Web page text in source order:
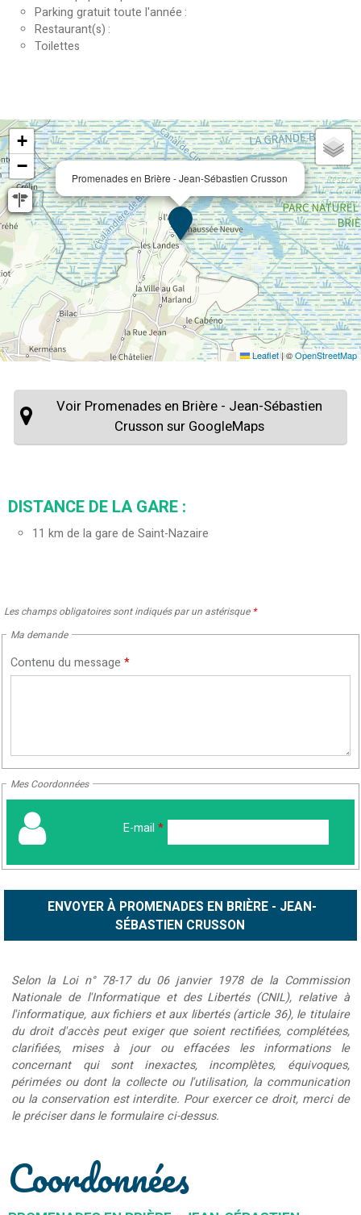
Parking gratuit toute l'année
Restaurant(s)
Toilettes
Promenades en Brière - Jean-Sébastien Crusson
+
−
Leaflet |©OpenStreetMap
Voir Promenades en Brière - Jean-Sébastien
Crusson sur GoogleMaps
DISTANCE DE LA GARE :
11 km de la gare de Saint-Nazaire
Les champs obligatoires sont indiqués par un astérisque *
Ma demande
Contenu du message *
Mes Coordonnées
E-mail *
Selon la Loi n° 78-17 du 06 janvier 1978 de la Commission
Nationale de l'Informatique et des Libertés (CNIL), relative à
l'informatique, aux fichiers et aux libertés (article 36), le titulaire
du droit d'accès peut exiger que soient rectifiées, complétées,
clarifiées, mises à jour ou effacées les informations le
concernant qui sont inexactes, incomplètes, équivoques,
périmées ou dont la collecte ou l'utilisation, la communication
ou la conservation est interdite. Pour exercer ce droit, merci de
le préciser dans le formulaire ci-dessus.
Coordonnées